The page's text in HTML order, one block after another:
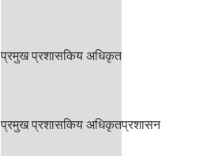
प्रमुख प्रशासकिय अधिकृत
प्रमुख प्रशासकिय अधिकृतप्रशासन